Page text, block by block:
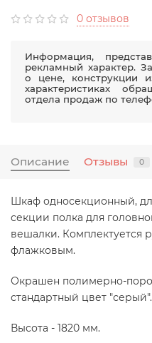
0 отзывов
Информация,
рекламный характер.
о цене, конструкции
характеристиках
отдела продаж по
Описание Отзывы 0
Шкаф односекционный,
секции полка для
вешалки. Комплектуется
флажковым.
Окрашен полимерно-
стандартный цвет "серый".
Высота - 1820 мм.